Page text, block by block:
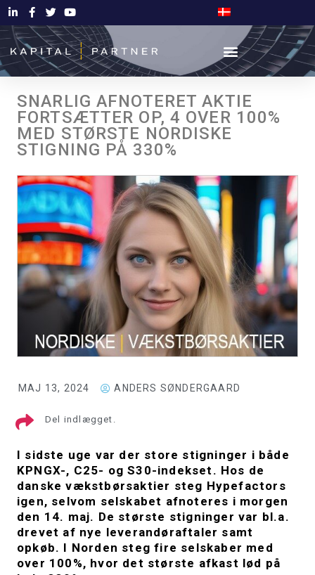
SNARLIG AFNOTERET AKTIE
FORTSÆTTER OP, 4 OVER 100%
MED STØRSTE NORDISKE
STIGNING PÅ 330%
MAJ 13, 2024 ANDERS SØNDERGAARD
Del indlægget.
I sidste uge var der store stigninger i både
KPNGX-, C25- og S30-indekset. Hos de
danske vækstbørsaktier steg Hypefactors
igen, selvom selskabet afnoteres i morgen
den 14. maj. De største stigninger var bl.a.
drevet af nye leverandøraftaler samt
opkøb. I Norden steg fire selskaber med
over 100%, hvor det største afkast lød på